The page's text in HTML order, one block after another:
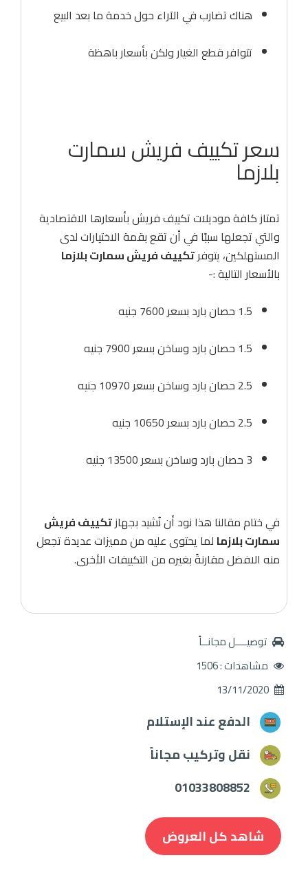
هناك تضارب في الآراء حول خدمة ما بعد البيع
تتوافر قطع الغيار ولكن بأسعار باهظة
سعر تكييف فريش سمارت
بلازما
تمتاز كافة موديلات تكييف فريش بأسعارها الاقتصادية
والتي تجعلها سببًا في أن تقع بقمة الاختيارات لدى
المستهلكين، يتوفرتكييف فريش سمارت بلازما
بالأسعار التالية :-
1.5 حصان بارد بسعر 7600 جنيه
1.5 حصان بارد وساخن بسعر 7900 جنيه
2.5 حصان بارد وساخن بسعر 10970 جنيه
2.5 حصان بارد بسعر 10650 جنيه
3 حصان بارد وساخن بسعر 13500 جنيه
في ختام مقالنا هذا نود أن نُشيد بجهازتكييف فريش
سمارت بلازما لما يحتوى عليه من مميزات عديدة تجعل
توصيــــل مجانــاً
مشاهدات : 1506
13/11/2020
الدفع عند الإستلام
نقل وتركيب مجاناً
شاهد كل العروض